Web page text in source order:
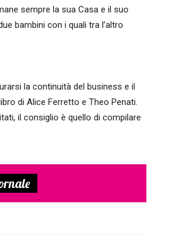
sempre la sua Casa e il suo
bambini con i quali tra l’altro
la continuità del business e il
di Alice Ferretto e Theo Penati.
il consiglio è quello di compilare